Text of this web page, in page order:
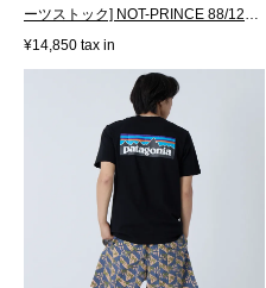
ーツストック] NOT-PRINCE 88/12ス
タンダ...
¥14,850 tax in